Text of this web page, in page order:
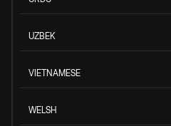
UZBEK
VIETNAMESE
WELSH